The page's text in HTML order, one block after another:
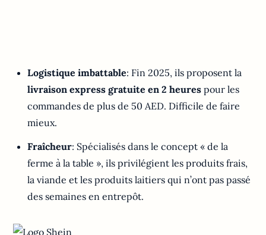
Logistique imbattable: Fin 2025, ils proposent la
livraison express gratuite en 2 heures pour les
commandes de plus de 50 AED. Difficile de faire
mieux.
Fraîcheur: Spécialisés dans le concept « de la
ferme à la table », ils privilégient les produits frais,
la viande et les produits laitiers qui n’ont pas passé
des semaines en entrepôt.